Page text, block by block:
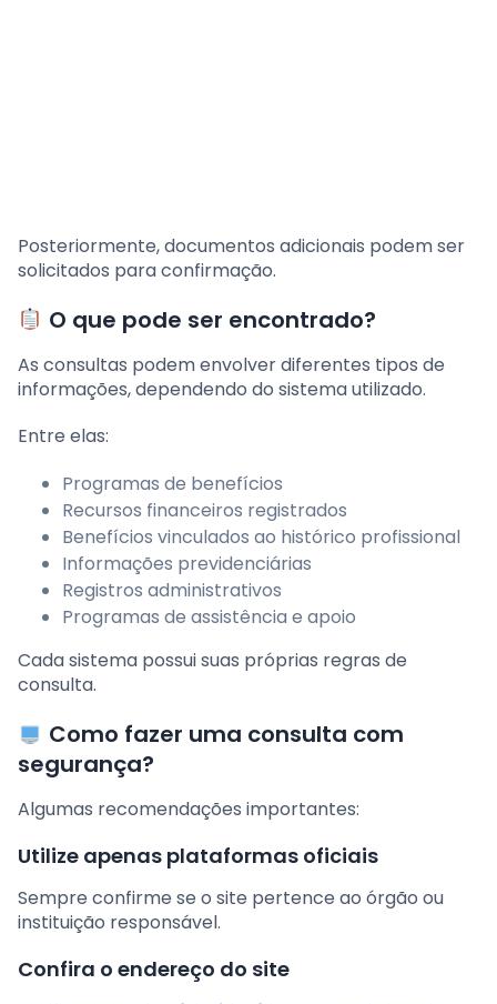
Posteriormente, documentos adicionais podem ser
solicitados para confirmação.
O que pode ser encontrado?
As consultas podem envolver diferentes tipos de
informações, dependendo do sistema utilizado.
Entre elas:
Programas de benefícios
Recursos financeiros registrados
Benefícios vinculados ao histórico profissional
Informações previdenciárias
Registros administrativos
Programas de assistência e apoio
Cada sistema possui suas próprias regras de
consulta.
Como fazer uma consulta com
segurança?
Algumas recomendações importantes:
Utilize apenas plataformas oficiais
Sempre confirme se o site pertence ao órgão ou
instituição responsável.
Confira o endereço do site